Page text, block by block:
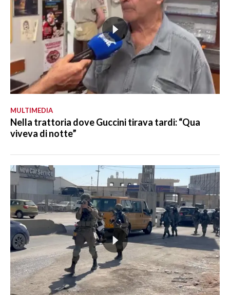
MULTIMEDIA
Nella trattoria dove Guccini tirava tardi: “Qua
viveva di notte”